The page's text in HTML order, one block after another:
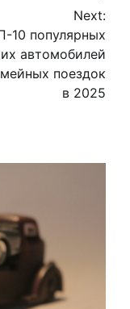
Next:
10 популярных
автомобилей
поездок
в 2025